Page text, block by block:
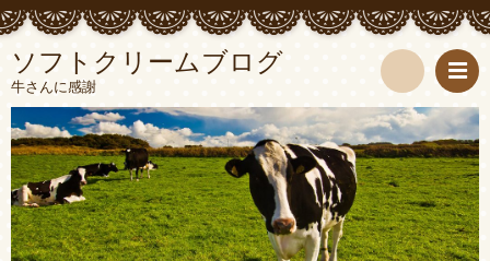
ソフトクリームブログ
牛さんに感謝
検
索